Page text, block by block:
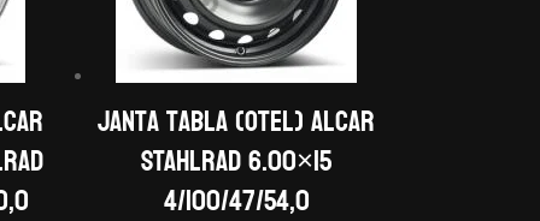
Janta tabla (otel) ALCAR
STAHLRAD 6.00×15
4/100/47/54,0